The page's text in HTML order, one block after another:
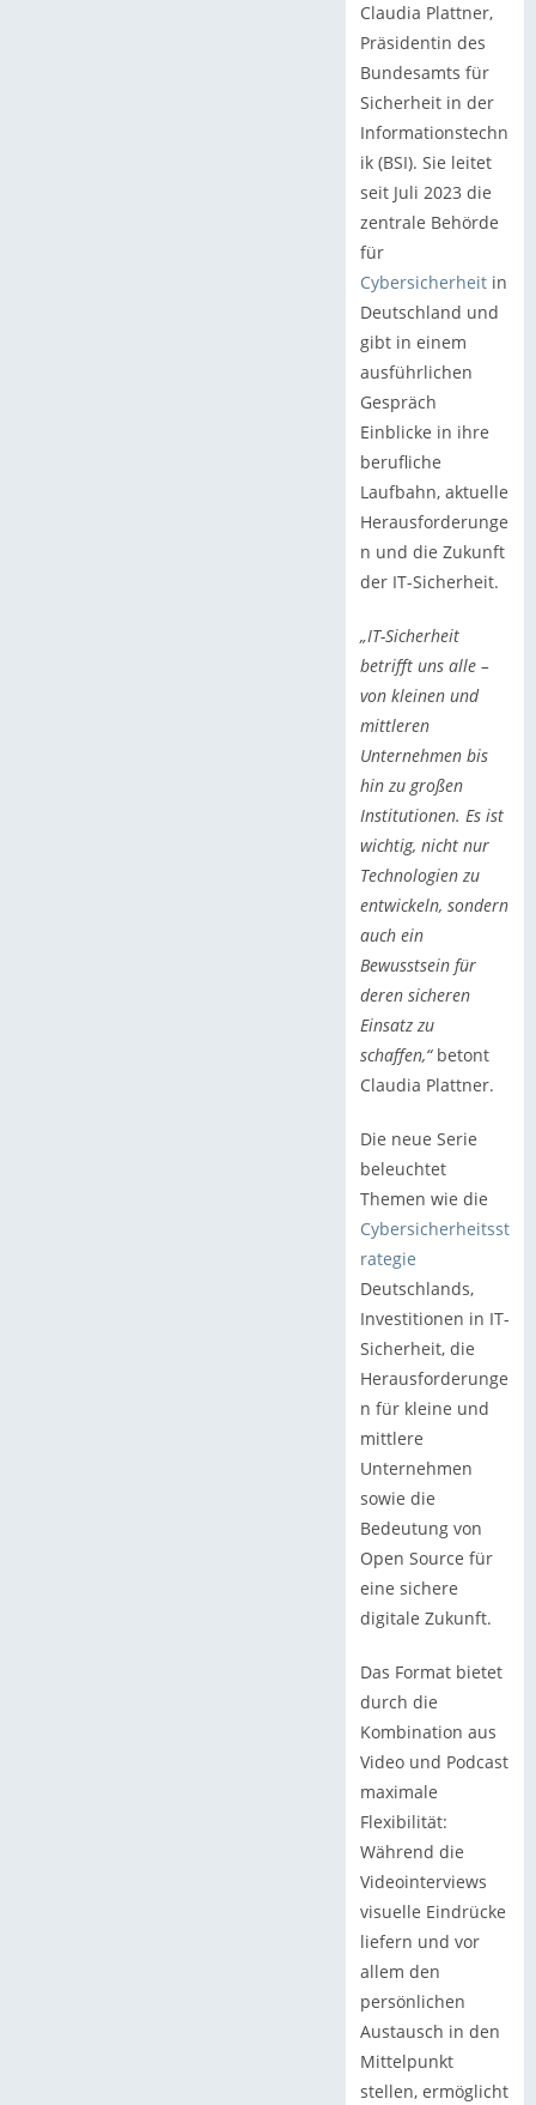
Claudia Plattner,
Präsidentin des
Bundesamts für
Sicherheit in der
Informationstechn
ik (BSI). Sie leitet
seit Juli 2023 die
zentrale Behörde
für
Cybersicherheitin
Deutschland und
gibt in einem
ausführlichen
Gespräch
Einblicke in ihre
berufliche
Laufbahn, aktuelle
Herausforderunge
n und die Zukunft
der IT-Sicherheit.
„IT-Sicherheit
betrifft uns alle –
von kleinen und
mittleren
Unternehmen bis
hin zu großen
Institutionen. Es ist
wichtig, nicht nur
Technologien zu
entwickeln, sondern
auch ein
Bewusstsein für
deren sicheren
Einsatz zu
schaffen,“betont
Claudia Plattner.
Die neue Serie
beleuchtet
Themen wie die
Cybersicherheitsst
rategie
Deutschlands,
Investitionen in IT-
Sicherheit, die
Herausforderunge
n für kleine und
mittlere
Unternehmen
sowie die
Bedeutung von
Open Source für
eine sichere
digitale Zukunft.
Das Format bietet
durch die
Kombination aus
Video und Podcast
maximale
Flexibilität:
Während die
Videointerviews
visuelle Eindrücke
liefern und vor
allem den
persönlichen
Austausch in den
Mittelpunkt
stellen, ermöglicht